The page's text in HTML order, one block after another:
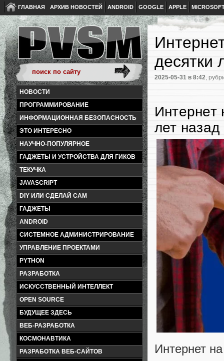
ГЛАВНАЯ АРХИВ НОВОСТЕЙ ANDROID GOOGLE APPLE
НОВОСТИ
ПРОГРАММИРОВАНИЕ
ИНФОРМАЦИОННАЯ БЕЗОПАСНОСТЬ
ЭТО ИНТЕРЕСНО
НАУЧНО-ПОПУЛЯРНОЕ
ГАДЖЕТЫ И УСТРОЙСТВА ДЛЯ ГИКОВ
ТЕКУЧКА
JAVASCRIPT
DIY ИЛИ СДЕЛАЙ САМ
ГАДЖЕТЫ
ANDROID
СИСТЕМНОЕ АДМИНИСТРИРОВАНИЕ
УПРАВЛЕНИЕ ПРОЕКТАМИ
PYTHON
РАЗРАБОТКА
ИСКУССТВЕННЫЙ ИНТЕЛЛЕКТ
OPEN SOURCE
БУДУЩЕЕ ЗДЕСЬ
ВЕБ-РАЗРАБОТКА
КОСМОНАВТИКА
РАЗРАБОТКА ВЕБ-САЙТОВ
десятки
2025-05-31 в 8:42,
Интернет
лет назад
Интернет